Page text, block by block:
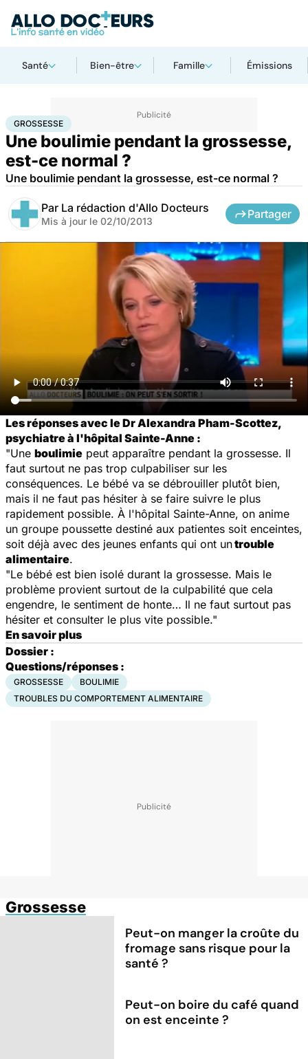
Santé Bien-être Famille Émissions
AccueilFamille Grossesse Grossesse
GROSSESSE
Une boulimie pendant la grossesse,
est-ce normal ?
Une boulimie pendant la grossesse, est-ce normal ?
Par La rédaction d'Allo Docteurs
Mis à jour le 02/10/2013
Partager
Les réponses avec le Dr Alexandra Pham-Scottez,
psychiatre à l'hôpital Sainte-Anne :
"Une boulimie peut apparaître pendant la grossesse. Il
faut surtout ne pas trop culpabiliser sur les
conséquences. Le bébé va se débrouiller plutôt bien,
mais il ne faut pas hésiter à se faire suivre le plus
rapidement possible. À l'hôpital Sainte-Anne, on anime
un groupe poussette destiné aux patientes soit enceintes,
soit déjà avec des jeunes enfants qui ont untrouble
alimentaire.
"Le bébé est bien isolé durant la grossesse. Mais le
problème provient surtout de la culpabilité que cela
engendre, le sentiment de honte… Il ne faut surtout pas
hésiter et consulter le plus vite possible."
En savoir plus
Dossier :
Questions/réponses :
GROSSESSE
BOULIMIE
TROUBLES DU COMPORTEMENT ALIMENTAIRE
Grossesse
Peut-on manger la croûte du
fromage sans risque pour la
santé ?
Peut-on boire du café quand
on est enceinte ?